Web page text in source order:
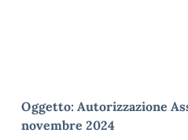
Oggetto: Autorizzazione
novembre 2024